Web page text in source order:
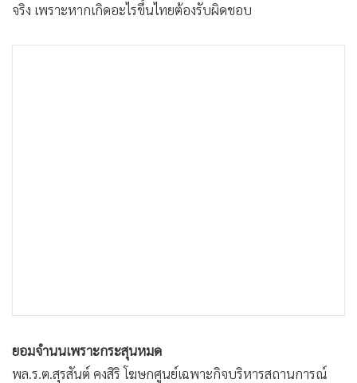
จริง​ เพราะหากเกิดอะไรขึ้น​ไทยต้องรับผิดชอบ​
ยอมจำนนเพราะกระสุนหมด
พล.ร.ต.สุรสันต์ คงสิริ โฆษกศูนย์เฉพาะกิจบริหารสถานการณ์